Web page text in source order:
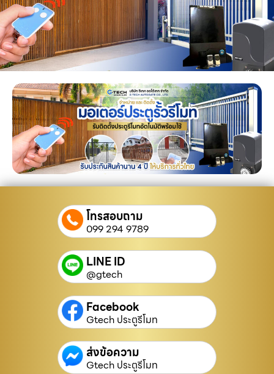
โทรสอบถาม
099 294 9789
LINE ID
@gtech
Facebook
Gtech ประตูรีโมท
ส่งข้อความ
Gtech ประตูรีโมท